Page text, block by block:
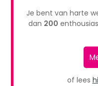
Je bent van harte
dan 200
of lees